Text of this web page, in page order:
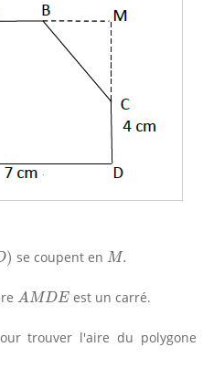
)
) se coupent en M.
M.
AMDE
A MDE est un carré.
trouver l'aire du polygone